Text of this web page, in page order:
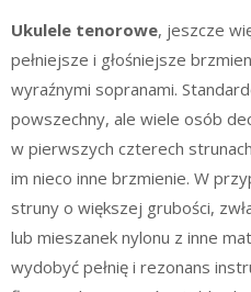
Ukulele tenorowe, jeszcze
pełniejsze i głośniejsze
wyraźnymi sopranami.
powszechny, ale wiele osób
w pierwszych czterech
im nieco inne brzmienie. W
struny o większej grubości,
lub mieszanek nylonu z inne
wydobyć pełnię i rezonans